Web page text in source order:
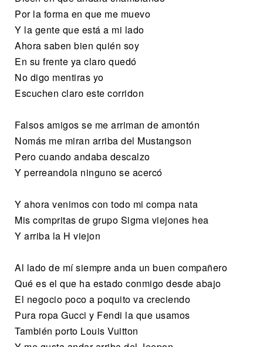
Por la forma en que me muevo
Y la gente que está a mi lado
Ahora saben bien quién soy
En su frente ya claro quedó
No digo mentiras yo
Escuchen claro este corridon
Falsos amigos se me arriman de amontón
Nomás me miran arriba del Mustangson
Pero cuando andaba descalzo
Y perreandola ninguno se acercó
Y ahora venimos con todo mi compa nata
Mis compritas de grupo Sigma viejones hea
Y arriba la H viejon
Al lado de mí siempre anda un buen compañero
Qué es el que ha estado conmigo desde abajo
El negocio poco a poquito va creciendo
Pura ropa Gucci y Fendi la que usamos
También porto Louis Vuitton